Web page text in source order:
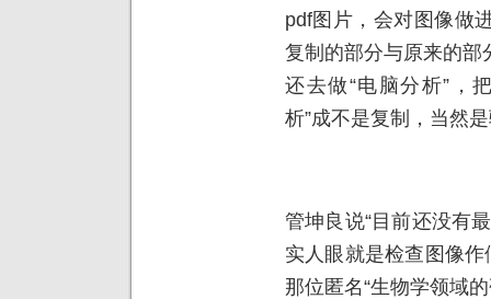
pdf图片，会对图像做
复制的部分与原来的部
还去做“电脑分析”，
析”成不是复制，当然
管坤良说“目前还没有
实人眼就是检查图像作
那位匿名“生物学领域